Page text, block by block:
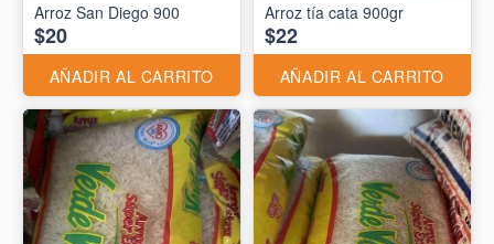
Arroz San Diego 900
$20
AÑADIR AL CARRITO
Arroz tía cata 900gr
$22
AÑADIR AL CARRITO